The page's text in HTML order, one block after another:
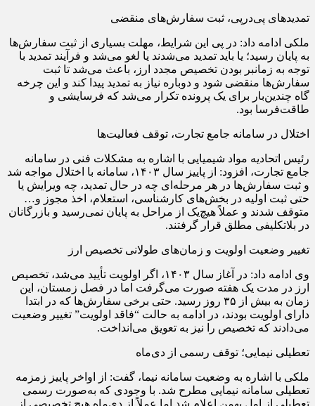
تمدیدهای پی‌درپی، ثبت سفارش‌های منقضی
ملکی ادامه داد: در پی این شرایط، مهلت بسیاری از ثبت سفارش‌ها
به پایان رسید؛ یا باید تمدید می‌شدند یا لغو می‌شد و فرآیند تمدید با
توجه به زمانبر بودن تخصیص مجدد ارز، باعث می‌شد تا ثبت
سفارش‌ها منقضی شود و دوباره نیاز به تمدید پیدا کند و این چرخه
گاه چندین‌بار برای یک پرونده تکرار می‌شد که فرسایشی و
طاقت‌فرسا بود.
اختلال در سامانه جامع تجارت، توقف فعالیت‌ها
رئیس اتحادیه مواد شیمیایی با اشاره به مشکلات فنی در سامانه
جامع تجارت، افزود: از پاییز سال ۱۴۰۳، سامانه با اختلال مواجه شد
و ثبت سفارش‌ها در هر مرحله‌ای چه در حال تمدید، چه ویرایش یا
حتی ثبت اولیه در بخش‌های کارشناسی، استعلام، اخذ مجوز و…
متوقف شدند و عملاً هیچ‌یک از مراحل به پایان نمی‌رسید و بازرگانان
در بلاتکلیفی مطلق قرار گرفتند.
تغییر وضعیت اولویت و زمان‌های طولانی تخصیص ارز
وی ادامه داد: در آغاز سال ۱۴۰۳، اگر اولویت تأیید می‌شد، تخصیص
ارز در مدت یک هفته صورت می‌گرفت اما در فصل زمستان، این
زمان به بیش از ۳۵ روز رسید. حتی برخی سفارش‌ها که در ابتدا
دارای اولویت بودند، در ادامه به حالت “فاقد اولویت” تغییر وضعیت
می‌دادند که تخصیص را نیز به تعویق می‌انداخت.
تعطیلی نیمایی؛ توقف رسمی از دی‌ماه
ملکی با اشاره به وضعیت سامانه نیما، گفت: از اواخر پاییز زمزمه
تعطیلی سامانه نیمایی مطرح شد. با وجودی که به‌صورت رسمی
تعطیلی از اول بهمن اعلام شد اما عملاً از دی‌ماه هیچ تخصیصی از